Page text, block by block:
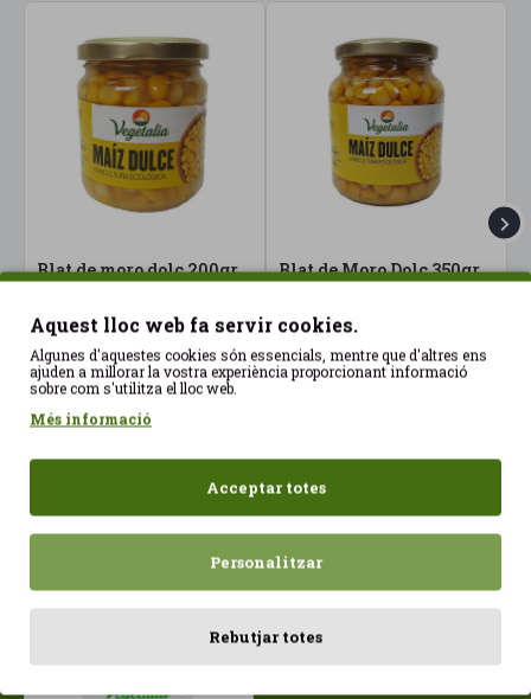
Blat de moro dolç 200gr
2,10€
Blat de Moro Dolç 350gr
2,53€
Aquest lloc web fa servir cookies.
Algunes d'aquestes cookies són essencials, mentre que d'altres ens
ajuden a millorar la vostra experiència proporcionant informació
sobre com s'utilitza el lloc web.
Més informació
Acceptar totes
Personalitzar
Rebutjar totes